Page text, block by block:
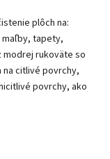
plôch na:
tapety,
modrej rukoväte so
na citlivé povrchy,
povrchy, ako